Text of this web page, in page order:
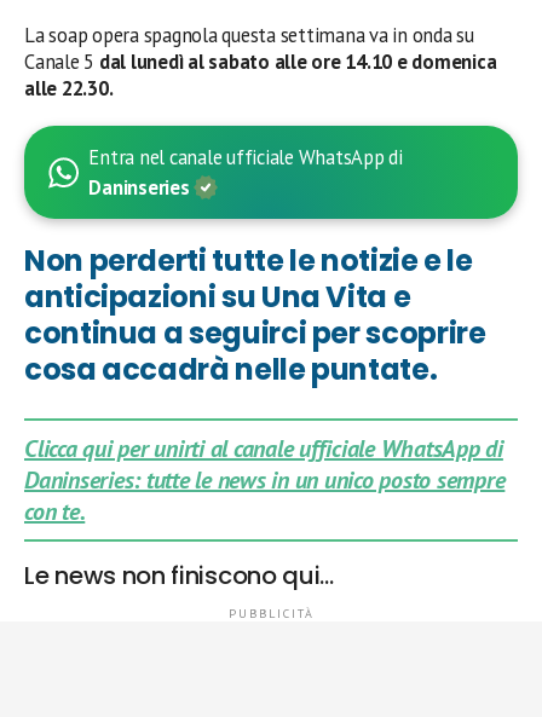
La soap opera spagnola questa settimana va in onda su
Canale 5 dal lunedì al sabato alle ore 14.10 e domenica
alle 22.30.
Entra nel canale ufficiale WhatsApp di
Daninseries
Non perderti tutte le notizie e le
anticipazioni su Una Vita e
continua a seguirci per scoprire
cosa accadrà nelle puntate.
Clicca qui per unirti al canale ufficiale WhatsApp di
Daninseries: tutte le news in un unico posto sempre
con te.
Le news non finiscono qui…